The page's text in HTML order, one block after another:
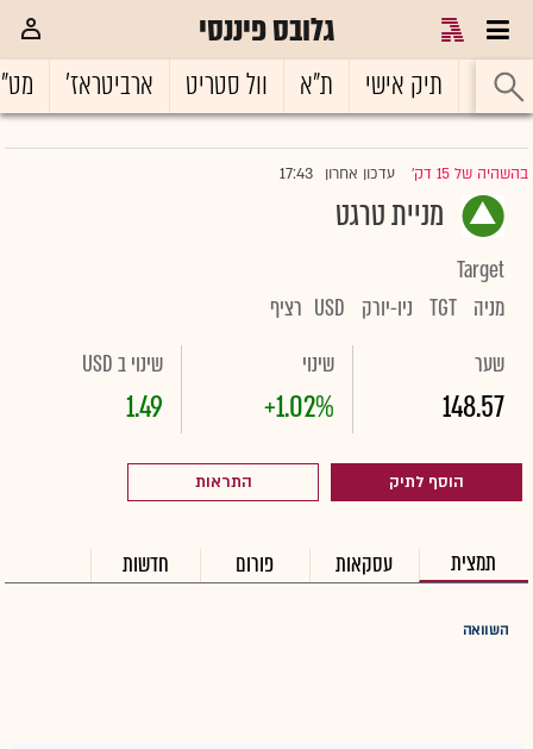
גלובס פיננסי
ראשי תיק אישי ת"א וול סטריט ארביטראז'
בהשהיה של 15 דק' |עדכון אחרון 17:43
מניית טרגט
Target
מניה TGT ניו-יורק USD רציף
שער
148.57
שינוי
+1.02%
שינוי ב USD
1.49
הוסף לתיק התראות
תמצית עסקאות פורום חדשות
השוואה